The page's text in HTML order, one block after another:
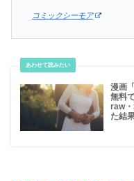
コミックシーモア
漫画
無料
raw
た結